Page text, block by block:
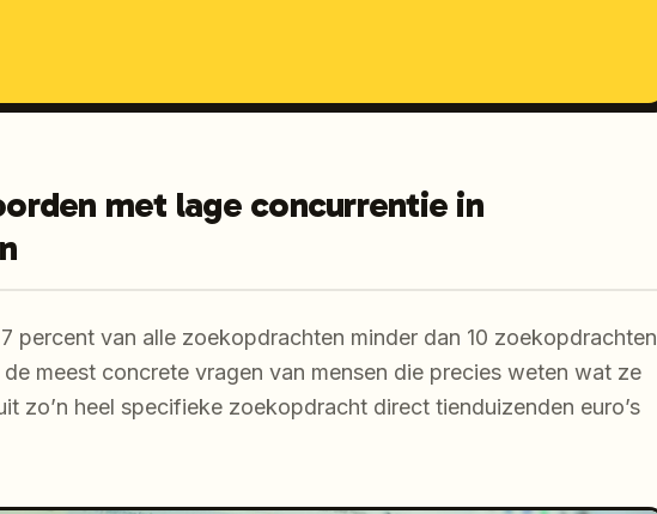
met lage concurrentie in
percent van alle zoekopdrachten minder dan 10 zoekopdrachten
meest concrete vragen van mensen die precies weten wat ze
zo’n heel specifieke zoekopdracht direct tienduizenden euro’s